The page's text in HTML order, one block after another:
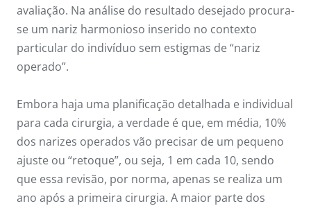
avaliação. Na análise do resultado desejado procura-
se um nariz harmonioso inserido no contexto
particular do indivíduo sem estigmas de “nariz
operado”.
Embora haja uma planificação detalhada e individual
para cada cirurgia, a verdade é que, em média, 10%
dos narizes operados vão precisar de um pequeno
ajuste ou “retoque”, ou seja, 1 em cada 10, sendo
que essa revisão, por norma, apenas se realiza um
ano após a primeira cirurgia. A maior parte dos